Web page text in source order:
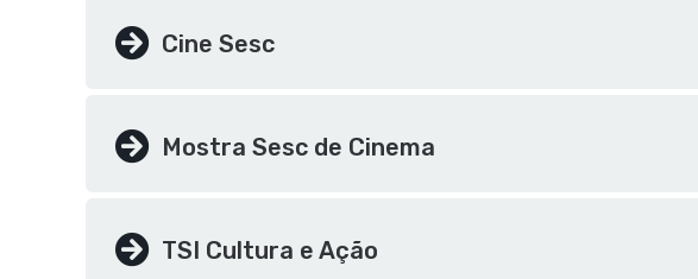
Cine Sesc
Mostra Sesc de Cinema
TSI Cultura e Ação